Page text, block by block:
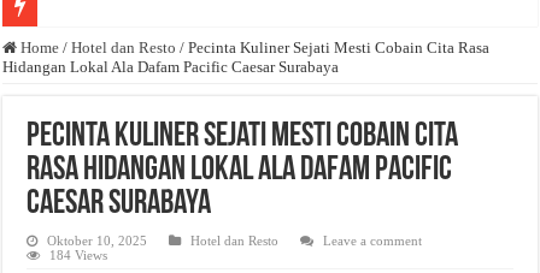
Anda butuh promosi usaha? Kontak ke Email redaksi@bisnisnasional.com
Dibutuhkan Marketing. Lamaran di-email ke redaksi@bisnisnasional.com
Home / Hotel dan Resto / Pecinta Kuliner Sejati Mesti Cobain Cita Rasa
Hidangan Lokal Ala Dafam Pacific Caesar Surabaya
Pecinta Kuliner Sejati Mesti Cobain Cita
Rasa Hidangan Lokal Ala Dafam Pacific
Caesar Surabaya
Oktober 10, 2025 Hotel dan Resto
Leave a comment
184 Views